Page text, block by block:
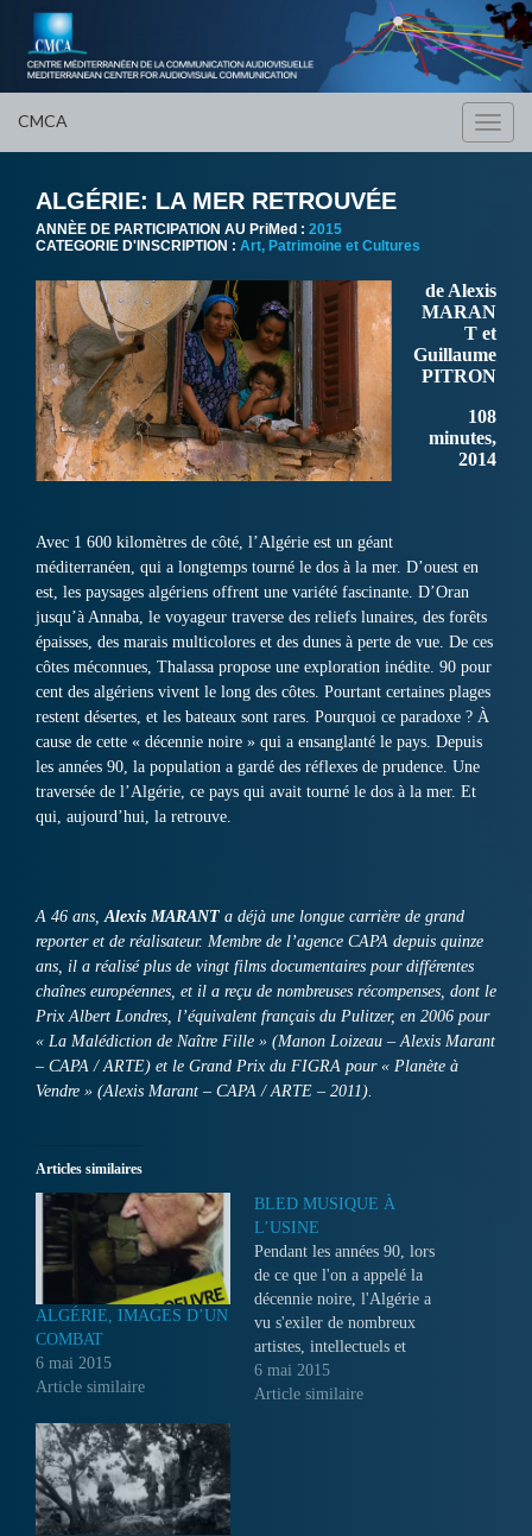
CMCA
ALGÉRIE: LA MER RETROUVÉE
ANNÈE DE PARTICIPATION AU PriMed : 2015
CATEGORIE D'INSCRIPTION : Art, Patrimoine et Cultures
de Alexis
MARAN
T et
Guillaume
PITRON
108
minutes,
2014
Avec 1 600 kilomètres de côté, l’Algérie est un géant
méditerranéen, qui a longtemps tourné le dos à la mer. D’ouest en
est, les paysages algériens offrent une variété fascinante. D’Oran
jusqu’à Annaba, le voyageur traverse des reliefs lunaires, des forêts
épaisses, des marais multicolores et des dunes à perte de vue. De ces
côtes méconnues, Thalassa propose une exploration inédite. 90 pour
cent des algériens vivent le long des côtes. Pourtant certaines plages
restent désertes, et les bateaux sont rares. Pourquoi ce paradoxe ? À
cause de cette « décennie noire » qui a ensanglanté le pays. Depuis
les années 90, la population a gardé des réflexes de prudence. Une
traversée de l’Algérie, ce pays qui avait tourné le dos à la mer. Et
qui, aujourd’hui, la retrouve.
A 46 ans,Alexis MARANT a déjà une longue carrière de grand
reporter et de réalisateur. Membre de l’agence CAPA depuis quinze
ans, il a réalisé plus de vingt films documentaires pour différentes
chaînes européennes, et il a reçu de nombreuses récompenses, dont le
Prix Albert Londres, l’équivalent français du Pulitzer, en 2006 pour
« La Malédiction de Naître Fille » (Manon Loizeau – Alexis Marant
– CAPA / ARTE) et le Grand Prix du FIGRA pour « Planète à
Vendre » (Alexis Marant – CAPA / ARTE – 2011).
Articles similaires
ALGÉRIE, IMAGES D’UN
COMBAT
6 mai 2015
Article similaire
BLED MUSIQUE À
L’USINE
Pendant les années 90, lors
de ce que l'on a appelé la
décennie noire, l'Algérie a
vu s'exiler de nombreux
artistes, intellectuels et
journalistes dont la vie était
en danger.
6 mai 2015
Article similaire